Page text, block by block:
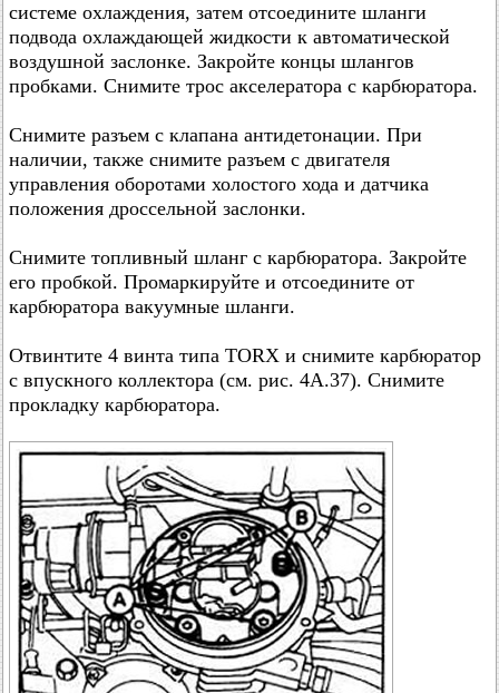
системе охлаждения, затем отсоедините шланги
подвода охлаждающей жидкости к автоматической
воздушной заслонке. Закройте концы шлангов
пробками. Снимите трос акселератора с карбюратора.
Снимите разъем с клапана антидетонации. При
наличии, также снимите разъем с двигателя
управления оборотами холостого хода и датчика
положения дроссельной заслонки.
Снимите топливный шланг с карбюратора. Закройте
его пробкой. Промаркируйте и отсоедините от
карбюратора вакуумные шланги.
Отвинтите 4 винта типа TORX и снимите карбюратор
с впускного коллектора (см. рис. 4А.37). Снимите
прокладку карбюратора.